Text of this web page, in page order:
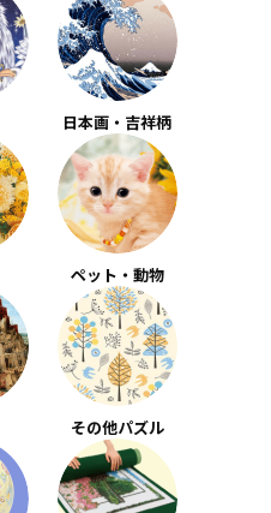
日本画・吉祥柄
ペット・動物
その他パズル